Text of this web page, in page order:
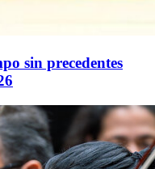
sin precedentes